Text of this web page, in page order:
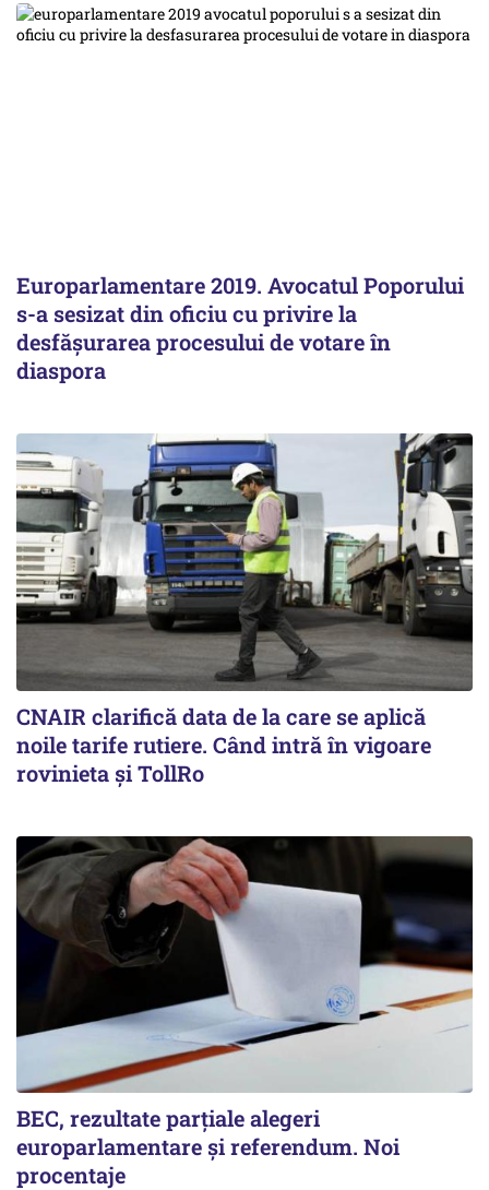
Europarlamentare 2019. Avocatul Poporului
s-a sesizat din oficiu cu privire la
desfăşurarea procesului de votare în
diaspora
CNAIR clarifică data de la care se aplică
noile tarife rutiere. Când intră în vigoare
rovinieta și TollRo
BEC, rezultate parțiale alegeri
europarlamentare și referendum. Noi
procentaje